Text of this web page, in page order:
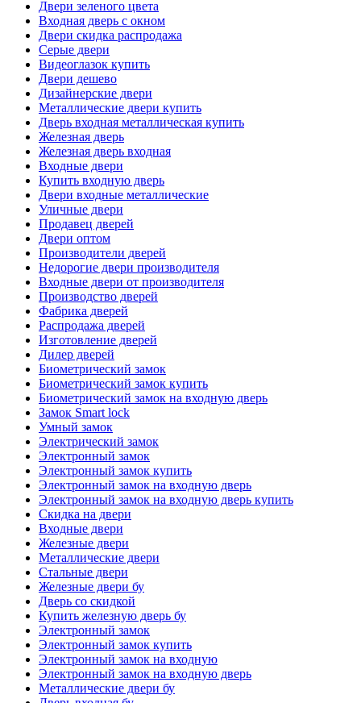
Двери зеленого цвета
Входная дверь с окном
Двери скидка распродажа
Серые двери
Видеоглазок купить
Двери дешево
Дизайнерские двери
Металлические двери купить
Дверь входная металлическая купить
Железная дверь
Железная дверь входная
Входные двери
Купить входную дверь
Двери входные металлические
Уличные двери
Продавец дверей
Двери оптом
Производители дверей
Недорогие двери производителя
Входные двери от производителя
Производство дверей
Фабрика дверей
Распродажа дверей
Изготовление дверей
Дилер дверей
Биометрический замок
Биометрический замок купить
Биометрический замок на входную дверь
Замок Smart lock
Умный замок
Электрический замок
Электронный замок
Электронный замок купить
Электронный замок на входную дверь
Электронный замок на входную дверь купить
Скидка на двери
Входные двери
Железные двери
Металлические двери
Стальные двери
Железные двери бу
Дверь со скидкой
Купить железную дверь бу
Электронный замок
Электронный замок купить
Электронный замок на входную
Электронный замок на входную дверь
Металлические двери бу